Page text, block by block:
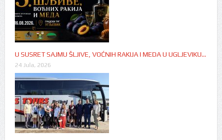
U SUSRET SAJMU ŠLJIVE, VOĆNIH RAKIJA I MEDA U UGLJEVIKU…
24 Jula, 2026